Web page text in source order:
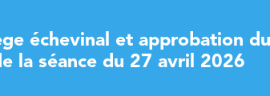
échevinal et approbation du
la séance du 27 avril 2026